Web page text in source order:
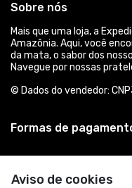
Aviso de cookies
Sobre nós
Mais que uma loja, a
Amazônia. Aqui, você
da mata, o sabor dos
Navegue por nossas
© Dados do vendedor:
Formas de